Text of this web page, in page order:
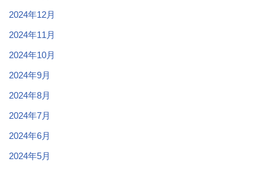
2024年12月
2024年11月
2024年10月
2024年9月
2024年8月
2024年7月
2024年6月
2024年5月